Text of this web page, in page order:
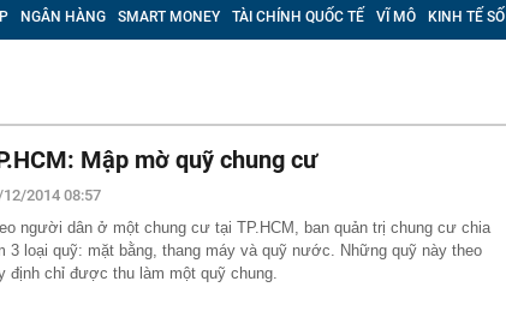
dân, giáo viên, báo mẫu, cơ sở trông giữ trẻ
nhà nước tại doanh nghiệp, khuyến khích sáp nhập
doanh thu hơn 100.000 tỷ của Việt Nam lần đầu tiên
này
sữa đậu nành” Việt Nam tăng trưởng hơn 34%, công
368 tỷ đồng trả cổ tức trong tháng 8
sườn xám đẹp nhất Trung Quốc: Vương Sở Nhiên bét
hơn cả Lưu Diệc Phi
12 giao dịch chuyển khoản liên tục với tổng 5 tỷ
NGÂN HÀNG SMART MONEY TÀI CHÍNH QUỐC TẾ VĨ MÔ KINH TẾ SỐ
Mập mờ quỹ chung cư
12/2014 08:57
người dân ở một chung cư tại TP.HCM, ban quản trị chung cư chia
3 loại quỹ: mặt bằng, thang máy và quỹ nước. Những quỹ này theo
định chỉ được thu làm một quỹ chung.